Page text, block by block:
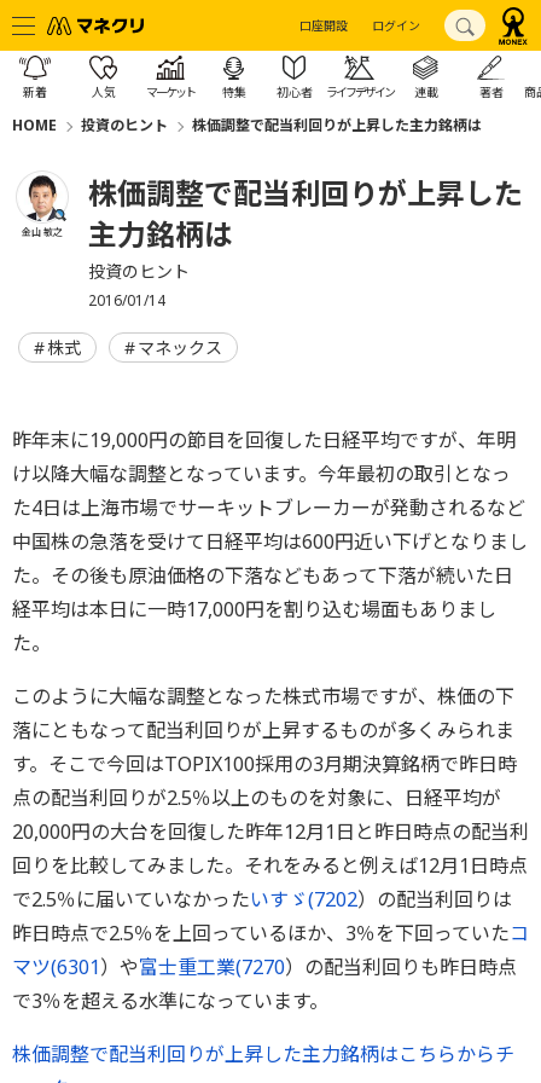
口座開設 ログイン
新着 人気 マーケット 特集 初心者 ライフデザイン 連載 著者 商
HOME 投資のヒント 株価調整で配当利回りが上昇した主力銘柄は
金山 敏之
株価調整で配当利回りが上昇した
主力銘柄は
投資のヒント
2016/01/14
株式 マネックス
昨年末に19,000円の節目を回復した日経平均ですが、年明
け以降大幅な調整となっています。今年最初の取引となっ
た4日は上海市場でサーキットブレーカーが発動されるなど
中国株の急落を受けて日経平均は600円近い下げとなりまし
た。その後も原油価格の下落などもあって下落が続いた日
経平均は本日に一時17,000円を割り込む場面もありまし
た。
このように大幅な調整となった株式市場ですが、株価の下
落にともなって配当利回りが上昇するものが多くみられま
す。そこで今回はTOPIX100採用の3月期決算銘柄で昨日時
点の配当利回りが2.5％以上のものを対象に、日経平均が
20,000円の大台を回復した昨年12月1日と昨日時点の配当利
回りを比較してみました。それをみると例えば12月1日時点
で2.5％に届いていなかったいすゞ(7202）の配当利回りは
昨日時点で2.5％を上回っているほか、3％を下回っていたコ
マツ(6301）や富士重工業(7270）の配当利回りも昨日時点
で3％を超える水準になっています。
株価調整で配当利回りが上昇した主力銘柄はこちらからチ